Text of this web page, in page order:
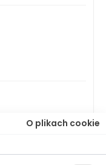
O plikach cookie